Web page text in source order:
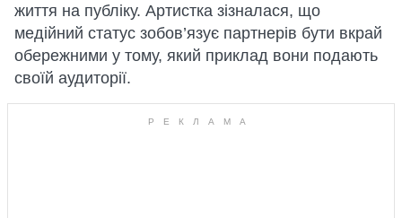
життя на публіку. Артистка зізналася, що
медійний статус зобов’язує партнерів бути вкрай
обережними у тому, який приклад вони подають
своїй аудиторії.